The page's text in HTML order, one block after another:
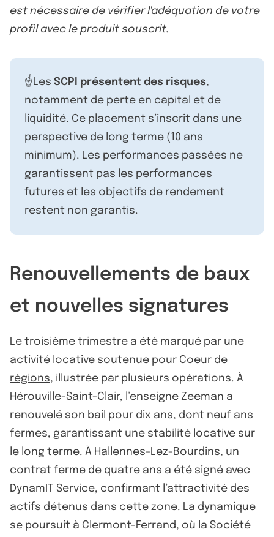
est nécessaire de vérifier l'adéquation de votre
profil avec le produit souscrit.
☝️Les SCPI présentent des risques,
notamment de perte en capital et de
liquidité. Ce placement s’inscrit dans une
perspective de long terme (10 ans
minimum). Les performances passées ne
garantissent pas les performances
futures et les objectifs de rendement
restent non garantis.
Renouvellements de baux
et nouvelles signatures
Le troisième trimestre a été marqué par une
activité locative soutenue pour Coeur de
régions, illustrée par plusieurs opérations. À
Hérouville-Saint-Clair, l’enseigne Zeeman a
renouvelé son bail pour dix ans, dont neuf ans
fermes, garantissant une stabilité locative sur
le long terme. À Hallennes-Lez-Bourdins, un
contrat ferme de quatre ans a été signé avec
DynamIT Service, confirmant l’attractivité des
actifs détenus dans cette zone. La dynamique
se poursuit à Clermont-Ferrand, où la Société